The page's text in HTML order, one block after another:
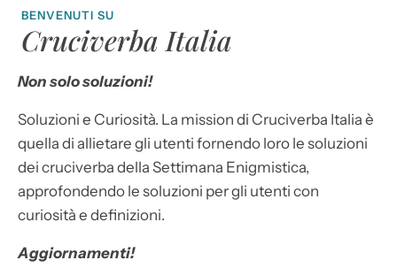
BENVENUTI SU
Cruciverba Italia
Non solo soluzioni!
Soluzioni e Curiosità. La mission di Cruciverba Italia è
quella di allietare gli utenti fornendo loro le soluzioni
dei cruciverba della Settimana Enigmistica,
approfondendo le soluzioni per gli utenti con
curiosità e definizioni.
Aggiornamenti!